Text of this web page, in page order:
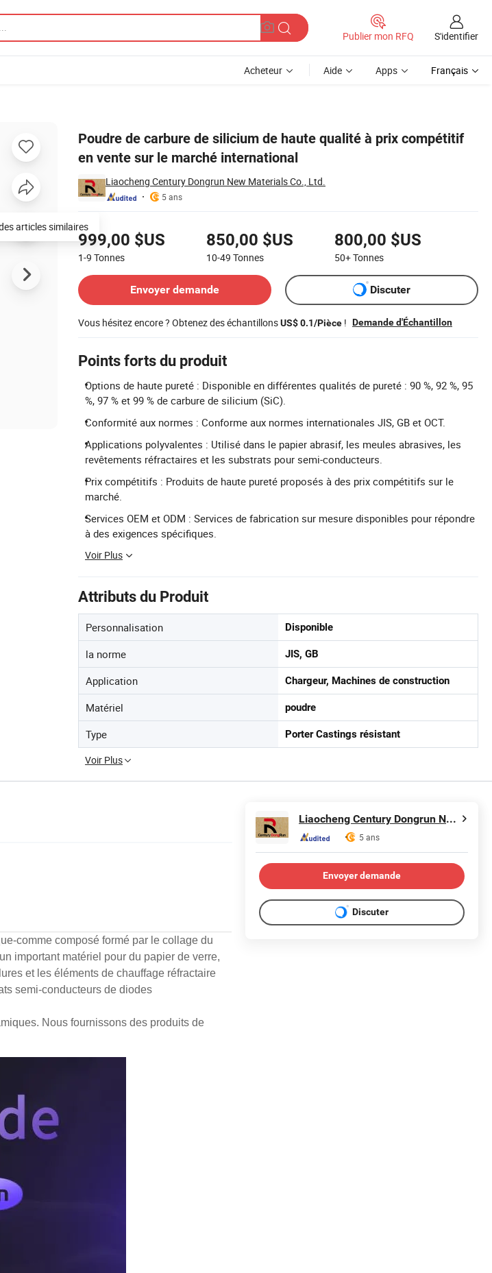
Publier mon RFQ S'identifier
Acheteur Aide Apps Français
Poudre de carbure de silicium de haute qualité à prix compétitif
en vente sur le marché international
Liaocheng Century Dongrun New Materials Co., Ltd.
5 ans
Tarifs
999,00 $US
1-9 Tonnes
850,00 $US
10-49 Tonnes
800,00 $US
50+Tonnes
Envoyer demande
Discuter
Vous hésitez encore ? Obtenez des échantillonsUS$ 0.1/Pièce ! Demande d'Échantillon
Points forts du produit
Options de haute pureté : Disponible en différentes qualités de pureté : 90 %, 92 %, 95
%, 97 % et 99 % de carbure de silicium (SiC).
Conformité aux normes : Conforme aux normes internationales JIS, GB et OCT.
Applications polyvalentes : Utilisé dans le papier abrasif, les meules abrasives, les
revêtements réfractaires et les substrats pour semi-conducteurs.
Prix compétitifs : Produits de haute pureté proposés à des prix compétitifs sur le
marché.
Services OEM et ODM : Services de fabrication sur mesure disponibles pour répondre
à des exigences spécifiques.
Voir Plus
Attributs du Produit
Personnalisation Disponible
la norme JIS, GB
Application Chargeur, Machines de construction
Matériel poudre
Type Porter Castings résistant
Voir Plus
international
articles similaires
comme composé formé par le collage du
important matériel pour du papier de verre,
et les éléments de chauffage réfractaire
semi-conducteurs de diodes
Nous fournissons des produits de
Liaocheng Century Dongrun New Materials Co., Ltd.
5 ans
Envoyer demande
Discuter